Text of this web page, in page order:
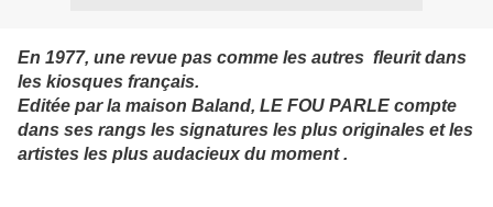
En 1977, une revue pas comme les autres fleurit dans
les kiosques français.
Editée par la maison Baland, LE FOU PARLE compte
dans ses rangs les signatures les plus originales et les
artistes les plus audacieux du moment.